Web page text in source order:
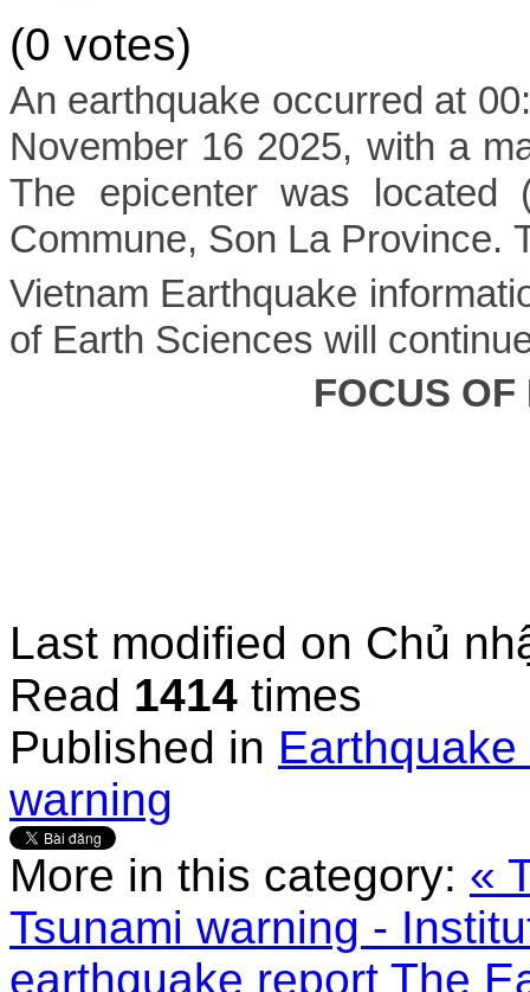
(0 votes)
An earthquake occurred at
November 16 2025, with a
The epicenter was located
Commune, Son La Province.
Vietnam Earthquake
of Earth Sciences will
FOCUS
Last modified on Chủ
Read 1414 times
Published in
warning
More in this category: «
Tsunami warning -
earthquake report The